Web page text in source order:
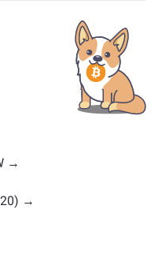
ích, coin quản trị
thế phổ biến bao
các trường hợp sử
tự. Kiểm tra tất cả
trang trao đổi chính.
→
→